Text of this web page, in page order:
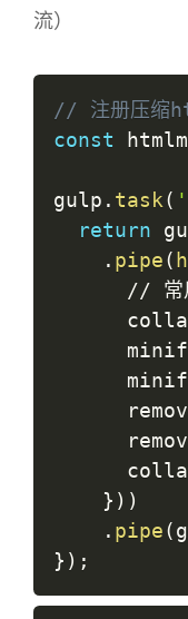
流）
// 注册压缩
const
gulp . task(
return
. pipe(
// 常
} ) )
. pipe(
} ) ;